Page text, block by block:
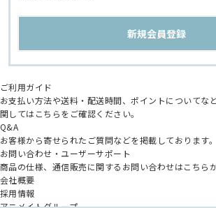
ご利用ガイド
お支払い方法や送料・配送時間、ポイントについてな
関してはこちらをご確認ください。
Q&A
お客様から寄せられたご質問などを掲載しております。
お問い合わせ・ユーザーサポート
商品の仕様、通信販売に関するお問い合わせはこちらか
会社概要
採用情報